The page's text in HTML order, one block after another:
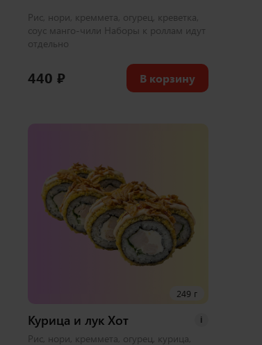
Рис, нори, креммета, огурец, креветка,
соус манго-чили Наборы к роллам идут
отдельно
440 ₽ В корзину
249 г
Курица и лук Хот i
Рис, нори, креммета, огурец, курица,